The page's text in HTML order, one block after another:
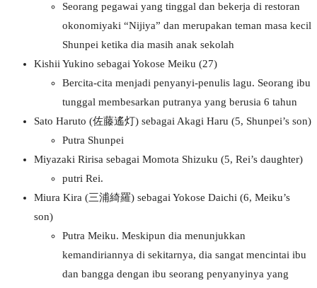
Seorang pegawai yang tinggal dan bekerja di restoran
okonomiyaki “Nijiya” dan merupakan teman masa kecil
Shunpei ketika dia masih anak sekolah
Kishii Yukino sebagai Yokose Meiku (27)
Bercita-cita menjadi penyanyi-penulis lagu. Seorang ibu
tunggal membesarkan putranya yang berusia 6 tahun
Sato Haruto (佐藤遙灯) sebagai Akagi Haru (5, Shunpei’s son)
Putra Shunpei
Miyazaki Ririsa sebagai Momota Shizuku (5, Rei’s daughter)
putri Rei.
Miura Kira (三浦綺羅) sebagai Yokose Daichi (6, Meiku’s
son)
Putra Meiku. Meskipun dia menunjukkan
kemandiriannya di sekitarnya, dia sangat mencintai ibu
dan bangga dengan ibu seorang penyanyinya yang